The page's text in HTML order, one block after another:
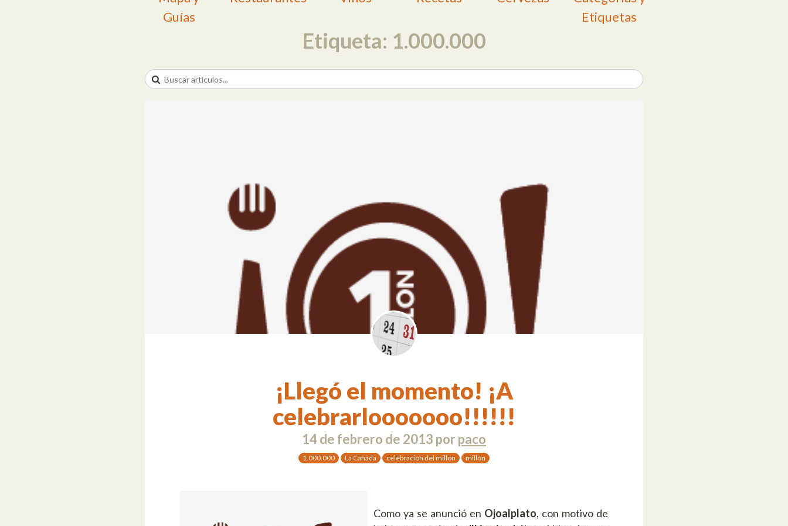
Guías
Etiquetas
Etiqueta: 1.000.000
¡Llegó el momento! ¡A
celebrarlooooooo!!!!!!
14 de febrero de 2013 por paco
1.000.000 La Cañada celebración del millón millón
Como ya se anunció en Ojoalplato, con motivo de